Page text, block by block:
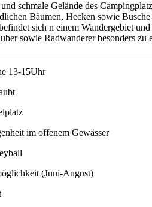
schmale Gelände des
Bäumen, Hecken sowie
sich n einem Wandergebiet
sowie Radwanderer besonders zu
13-15Uhr
im offenem Gewässer
(Juni-August)